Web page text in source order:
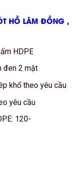
HỒ LÂM ĐỒNG ,
HDPE
đen 2 mặt
khổ theo yêu cầu
yêu cầu
120-